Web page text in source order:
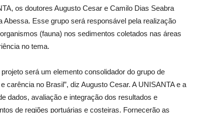
os doutores Augusto Cesar e Camilo Dias Seabra
Esse grupo será responsável pela realização
(fauna) nos sedimentos coletados nas áreas
no tema.
será um elemento consolidador do grupo de
carência no Brasil”, diz Augusto Cesar. A UNISANTA e a
dados, avaliação e integração dos resultados e
de regiões portuárias e costeiras. Fornecerão as